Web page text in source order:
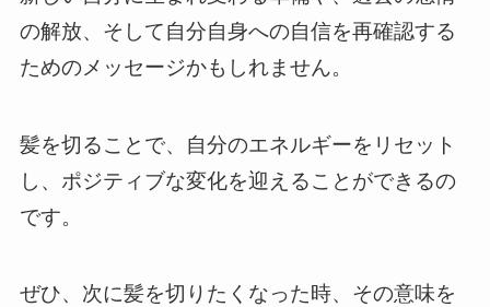
の解放、そして自分自身への自信を再確認する
ためのメッセージかもしれません。
髪を切ることで、自分のエネルギーをリセット
し、ポジティブな変化を迎えることができるの
です。
ぜひ、次に髪を切りたくなった時、その意味を